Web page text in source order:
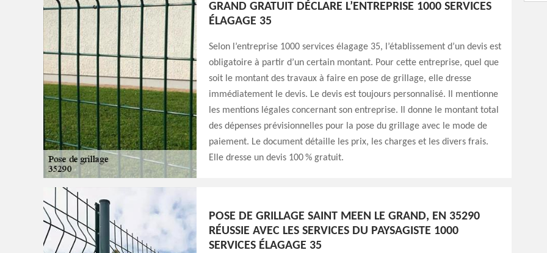
GRAND GRATUIT DÉCLARE L’ENTREPRISE 1000 SERVICES
ÉLAGAGE 35
Selon l’entreprise 1000 services élagage 35, l’établissement d’un devis est
obligatoire à partir d’un certain montant. Pour cette entreprise, quel que
soit le montant des travaux à faire en pose de grillage, elle dresse
immédiatement le devis. Le devis est toujours personnalisé. Il mentionne
les mentions légales concernant son entreprise. Il donne le montant total
des dépenses prévisionnelles pour la pose du grillage avec le mode de
paiement. Le document détaille les prix, les charges et les divers frais.
Elle dresse un devis 100 % gratuit.
POSE DE GRILLAGE SAINT MEEN LE GRAND, EN 35290
RÉUSSIE AVEC LES SERVICES DU PAYSAGISTE 1000
SERVICES ÉLAGAGE 35